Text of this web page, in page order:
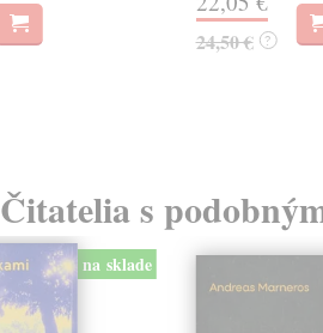
24,50 € ?
Čitatelia s
na sklade